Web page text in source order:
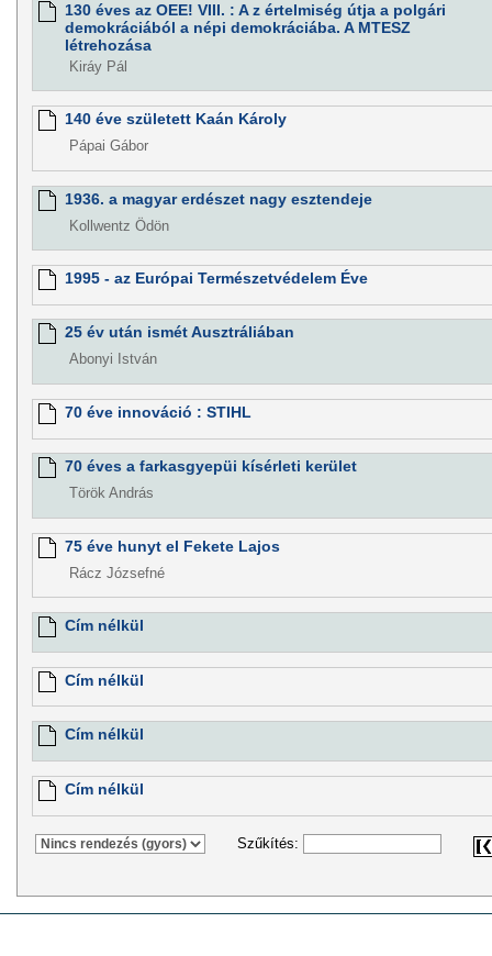
130 éves az OEE! VIII. : A z értelmiség útja a polgári
demokráciából a népi demokráciába. A MTESZ
létrehozása
Kiráy Pál
140 éve született Kaán Károly
Pápai Gábor
1936. a magyar erdészet nagy esztendeje
Kollwentz Ödön
1995 - az Európai Természetvédelem Éve
25 év után ismét Ausztráliában
Abonyi István
70 éve innováció : STIHL
70 éves a farkasgyepüi kísérleti kerület
Török András
75 éve hunyt el Fekete Lajos
Rácz Józsefné
Cím nélkül
Cím nélkül
Cím nélkül
Cím nélkül
Szűkítés: